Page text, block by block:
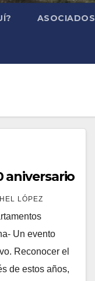
ASOCIADOS
aniversario
LÓPEZ
Un evento
Reconocer el
de estos años,